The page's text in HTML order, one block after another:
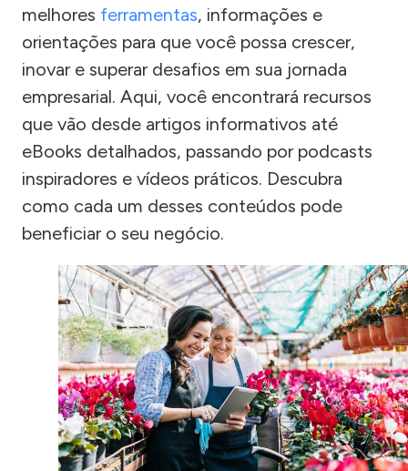
melhores ferramentas, informações e
orientações para que você possa crescer,
inovar e superar desafios em sua jornada
empresarial. Aqui, você encontrará recursos
que vão desde artigos informativos até
eBooks detalhados, passando por podcasts
inspiradores e vídeos práticos. Descubra
como cada um desses conteúdos pode
beneficiar o seu negócio.